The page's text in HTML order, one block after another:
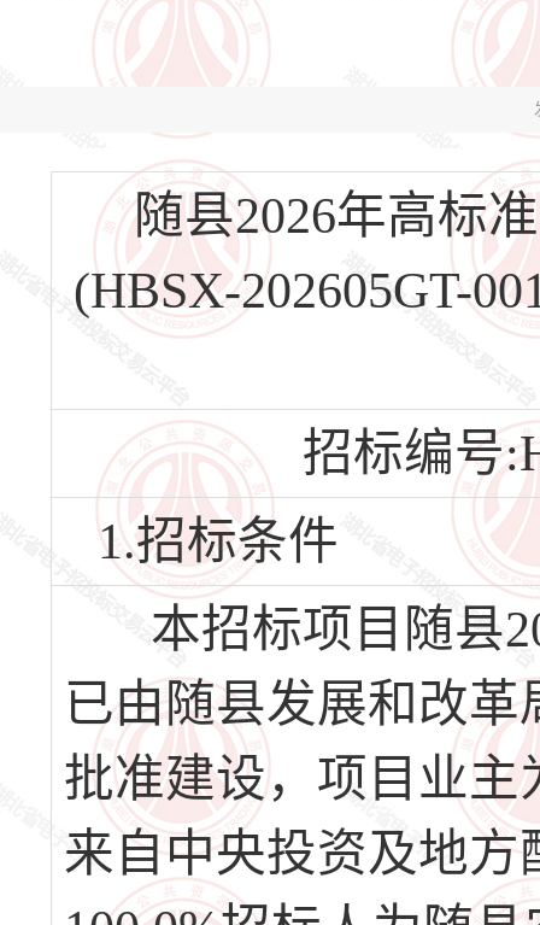
随县2026年高标
(HBSX-202605GT-
招标编号
1.招标条件
本招标项目随县
已由随县发展和改革
批准建设，项目业
来自中央投资及地